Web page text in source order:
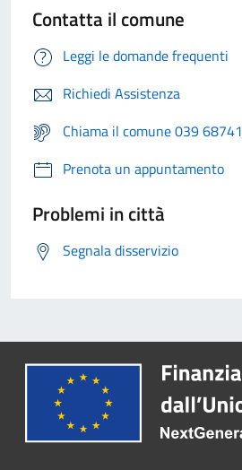
Contatta il comune
Leggi le domande frequenti
Richiedi Assistenza
Chiama il comune 039 68741
Prenota un appuntamento
Problemi in città
Segnala disservizio